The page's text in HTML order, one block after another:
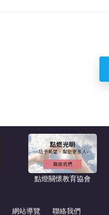
點燈關懷教育協會
網站導覽 聯絡我們